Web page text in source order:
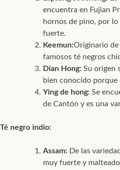
encuentra en Fujian
hornos de pino, por
fuerte.
Keemun:Originario de
famosos té negros
Dian Hong: Su origen
bien conocido porque
Ying de hong: Se
de Cantón y es una
Té negro indio:
Assam: De las
muy fuerte y